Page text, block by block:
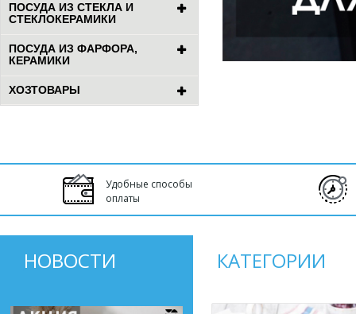
ПОСУДА ИЗ СТЕКЛА И
СТЕКЛОКЕРАМИКИ
ПОСУДА ИЗ ФАРФОРА,
КЕРАМИКИ
ХОЗТОВАРЫ
Удобные способы
оплаты
НОВОСТИ КАТЕГОРИИ